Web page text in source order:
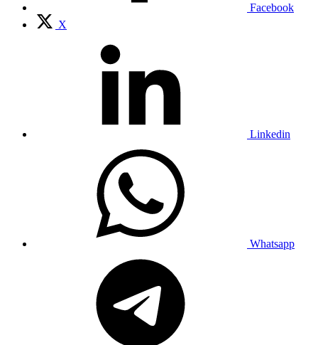
Facebook
X
Linkedin
Whatsapp